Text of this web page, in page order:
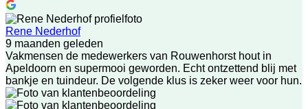
Rene Nederhof
9 maanden geleden
Vakmensen de medewerkers van Rouwenhorst hout in
Apeldoorn en supermooi geworden. Echt ontzettend blij met
bankje en tuindeur. De volgende klus is zeker weer voor hun.